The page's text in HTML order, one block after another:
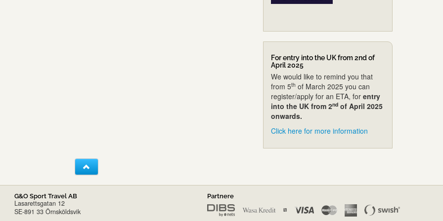
For entry into the UK from 2nd of
April 2025
We would like to remind you that
from 5th of March 2025 you can
register/apply for an ETA, for entry
into the UK from 2ndof April 2025
onwards.
Click here for more information
G&O Sport Travel AB
Lasarettsgatan 12
SE-891 33 Örnsköldsvik
Partnere